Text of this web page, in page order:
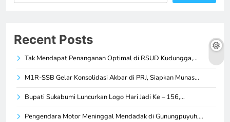
Recent Posts
Tak Mendapat Penanganan Optimal di RSUD Kudungga,…
M1R-SSB Gelar Konsolidasi Akbar di PRJ, Siapkan Munas…
Bupati Sukabumi Luncurkan Logo Hari Jadi Ke – 156,…
Pengendara Motor Meninggal Mendadak di Gunungpuyuh,…